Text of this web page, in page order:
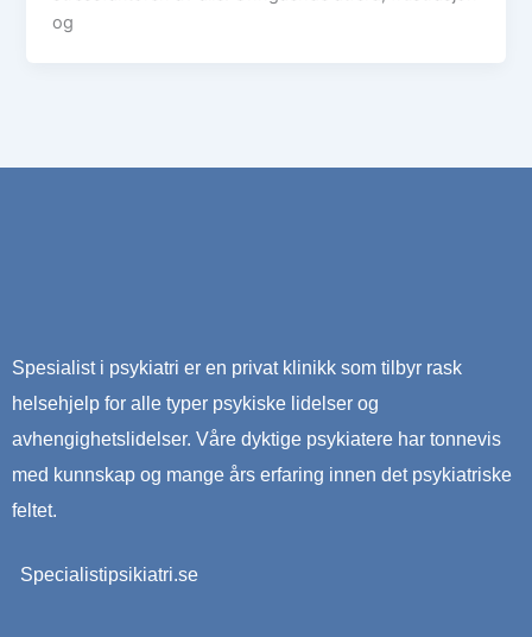
og
Spesialist i psykiatri er en privat klinikk som tilbyr rask
helsehjelp for alle typer psykiske lidelser og
avhengighetslidelser. Våre dyktige psykiatere har tonnevis
med kunnskap og mange års erfaring innen det psykiatriske
feltet.
Specialistipsikiatri.se